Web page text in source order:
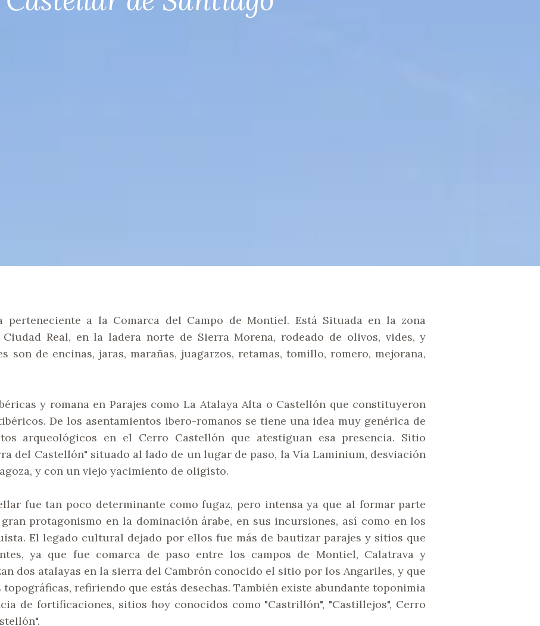
perteneciente a la Comarca del Campo de Montiel. Está Situada en la zona
Real, en la ladera norte de Sierra Morena, rodeado de olivos, vides, y
son de encinas, jaras, marañas, juagarzos, retamas, tomillo, romero, mejorana,
y romana en Parajes como La Atalaya Alta o Castellón que constituyeron
De los asentamientos ibero-romanos se tiene una idea muy genérica de
arqueológicos en el Cerro Castellón que atestiguan esa presencia. Sitio
del Castellón" situado al lado de un lugar de paso, la Vía Laminium, desviación
y con un viejo yacimiento de oligisto.
fue tan poco determinante como fugaz, pero intensa ya que al formar parte
protagonismo en la dominación árabe, en sus incursiones, así como en los
El legado cultural dejado por ellos fue más de bautizar parajes y sitios que
ya que fue comarca de paso entre los campos de Montiel, Calatrava y
dos atalayas en la sierra del Cambrón conocido el sitio por los Angariles, y que
refiriendo que estás desechas. También existe abundante toponimia
de fortificaciones, sitios hoy conocidos como "Castrillón", "Castillejos", Cerro